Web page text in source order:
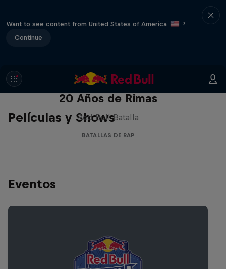
Want to see content from United States of America
?
Continue
Películas y Shows
Red Bull Batalla Nueva Historia:
20 Años de Rimas
Red Bull Batalla
BATALLAS DE RAP
Eventos